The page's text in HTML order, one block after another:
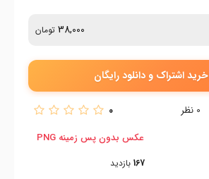
38,000 تومان
خرید اشتراک و دانلود رایگان
0 نظر 0
عکس بدون پس زمینه PNG
167 بازدید